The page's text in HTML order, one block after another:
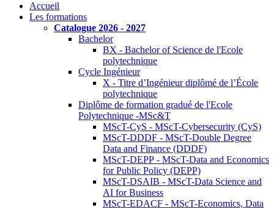
Accueil
Les formations
Catalogue 2026 - 2027
Bachelor
BX - Bachelor of Science de l'Ecole
polytechnique
Cycle Ingénieur
X - Titre d’Ingénieur diplômé de l’École
polytechnique
Diplôme de formation gradué de l'Ecole
Polytechnique -MSc&T
MScT-CyS - MScT-Cybersecurity (CyS)
MScT-DDDF - MScT-Double Degree
Data and Finance (DDDF)
MScT-DEPP - MScT-Data and Economics
for Public Policy (DEPP)
MScT-DSAIB - MScT-Data Science and
AI for Business
MScT-EDACF - MScT-Economics, Data